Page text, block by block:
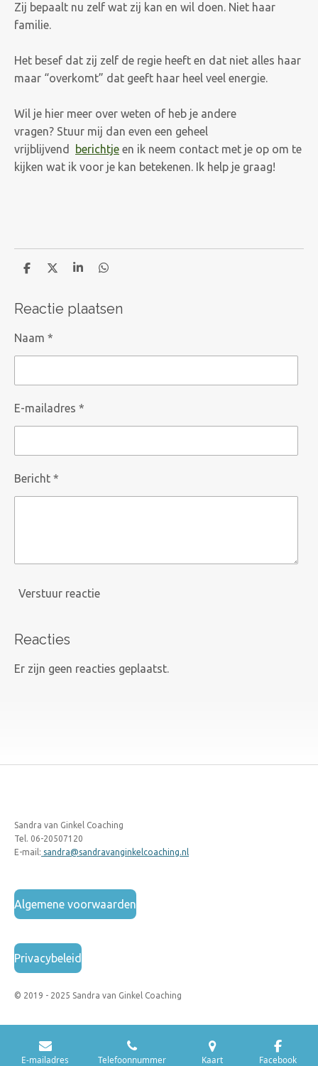
Zij bepaalt nu zelf wat zij kan en wil doen. Niet haar
familie.
Het besef dat zij zelf de regie heeft en dat niet alles haar
maar “overkomt” dat geeft haar heel veel energie.
Wil je hier meer over weten of heb je andere
vragen? Stuur mij dan even een geheel
vrijblijvend
berichtje en ik neem contact met je op om te
kijken wat ik voor je kan betekenen. Ik help je graag!
D
e
D
l
S
r
D
e
Reactie plaatsen
Naam *
E-mailadres *
Bericht *
Verstuur reactie
Reacties
Er zijn geen reacties geplaatst.
Sandra van Ginkel Coaching
Tel. 06-20507120
E-mail: sandra@sandravanginkelcoaching.nl
Algemene voorwaarden
Privacybeleid
© 2019 - 2025 Sandra van Ginkel Coaching
E-mailadres Telefoonnummer Kaart Facebook